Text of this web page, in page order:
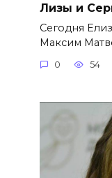
Лизы и
Сегодня
Максим
0 54